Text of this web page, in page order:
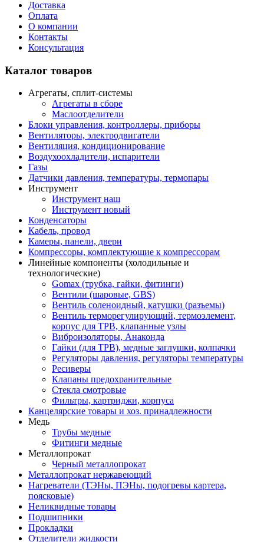
Доставка
Оплата
О компании
Контакты
Консультация
Каталог товаров
Агрегаты, сплит-системы
Агрегаты в сборе
Маслоотделители
Блоки управления, контроллеры, приборы
Вентиляторы, электродвигатели
Вентиляция, кондиционирование
Воздухоохладители, испарители
Газы
Датчики давления, температуры, термопары
Инструмент
Инструмент наш
Инструмент новый
Конденсаторы
Кабель, провод
Камеры, панели, двери
Компрессоры, комплектующие к компрессорам
Линейные компоненты (холодильные и
технологические)
Gomax (трубка, гайки, фитинги)
Вентили (шаровые, GBS)
Вентиль соленоидный, катушки (разъемы)
Вентиль терморегулирующий, термоэлемент,
корпус для ТРВ, клапанные узлы
Виброизоляторы, Анаконда
Гайки (для ТРВ), медные заглушки, колпачки
Регуляторы давления, регуляторы температуры
Ресиверы
Клапаны предохранительные
Стекла смотровые
Фильтры, картриджи, корпуса
Канцелярские товары и хоз. принадлежности
Медь
Трубы медные
Фитинги медные
Металлопрокат
Черный металлопрокат
Металлопрокат нержавеющий
Нагреватели (ТЭНы, ПЭНы, подогревы картера,
поясковые)
Неликвидные товары
Подшипники
Прокладки
Отделители жидкости